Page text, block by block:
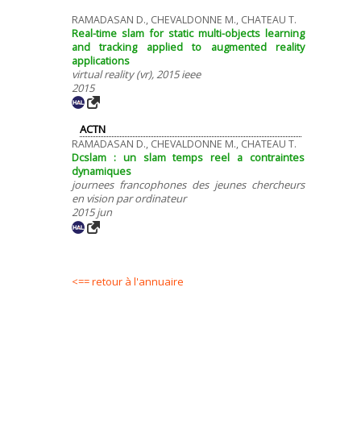
RAMADASAN D., CHEVALDONNE M., CHATEAU T.
Real-time slam for static multi-objects learning
and tracking applied to augmented reality
applications
virtual reality (vr), 2015 ieee
2015
ACTN
RAMADASAN D., CHEVALDONNE M., CHATEAU T.
Dcslam : un slam temps reel a contraintes
dynamiques
journees francophones des jeunes chercheurs
en vision par ordinateur
2015 jun
<== retour à l'annuaire